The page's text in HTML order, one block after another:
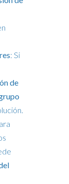
: Si
de